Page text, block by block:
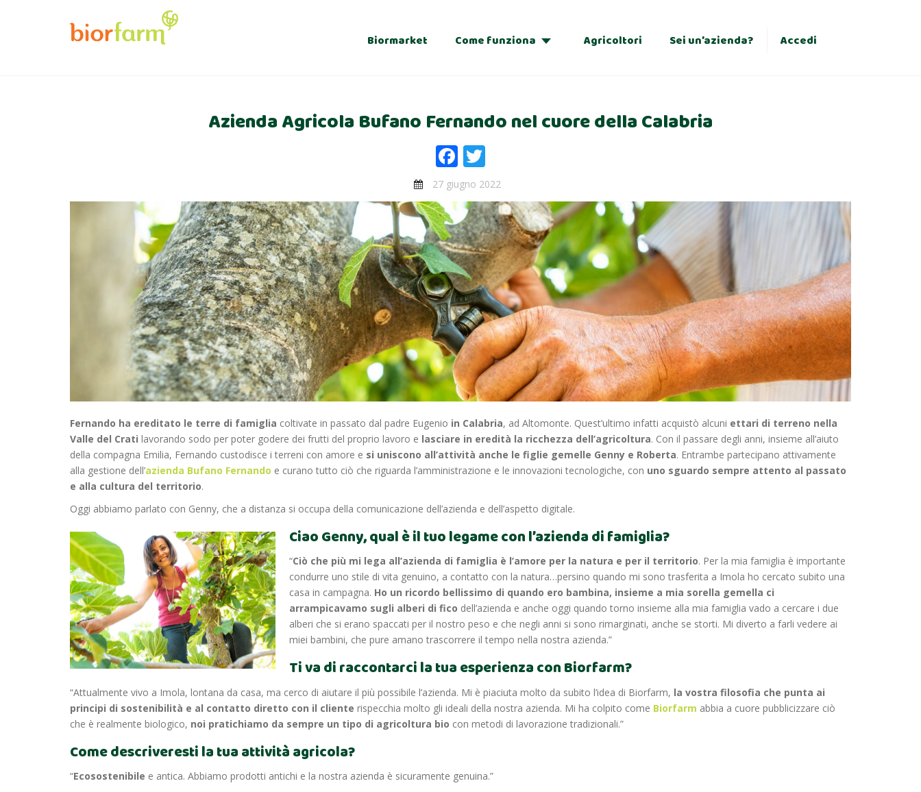
Biormarket Come funziona
Regalo
Agricoltori Sei un’azienda? Accedi
Azienda Agricola Bufano Fernando nel cuore della Calabria
Facebook
27 giugno 2022
Fernando ha ereditato le terre di famiglia coltivate in passato dal padre Eugenio in Calabria, ad Altomonte. Quest’ultimo infatti acquistò alcuni ettari di terreno nella
Valle del Crati lavorando sodo per poter godere dei frutti del proprio lavoro e lasciare in eredità la ricchezza dell’agricoltura. Con il passare degli anni, insieme all’aiuto
della compagna Emilia, Fernando custodisce i terreni con amore e si uniscono all’attività anche le figlie gemelle Genny e Roberta. Entrambe partecipano attivamente
alla gestione dell’azienda Bufano Fernando e curano tutto ciò che riguarda l’amministrazione e le innovazioni tecnologiche, con uno sguardo sempre attento al passato
e alla cultura del territorio.
Oggi abbiamo parlato con Genny, che a distanza si occupa della comunicazione dell’azienda e dell’aspetto digitale.
Ciao Genny, qual è il tuo legame con l’azienda di famiglia?
“Ciò che più mi lega all’azienda di famiglia è l’amore per la natura e per il territorio. Per la mia famiglia è importante
condurre uno stile di vita genuino, a contatto con la natura…persino quando mi sono trasferita a Imola ho cercato subito una
casa in campagna. Ho un ricordo bellissimo di quando ero bambina, insieme a mia sorella gemella ci
arrampicavamo sugli alberi di fico dell’azienda e anche oggi quando torno insieme alla mia famiglia vado a cercare i due
alberi che si erano spaccati per il nostro peso e che negli anni si sono rimarginati, anche se storti. Mi diverto a farli vedere ai
miei bambini, che pure amano trascorrere il tempo nella nostra azienda.”
Ti va di raccontarci la tua esperienza con Biorfarm?
“Attualmente vivo a Imola, lontana da casa, ma cerco di aiutare il più possibile l’azienda. Mi è piaciuta molto da subito l’idea di Biorfarm, la vostra filosofia che punta ai
principi di sostenibilità e al contatto diretto con il cliente rispecchia molto gli ideali della nostra azienda. Mi ha colpito come Biorfarm abbia a cuore pubblicizzare ciò
che è realmente biologico, noi pratichiamo da sempre un tipo di agricoltura bio con metodi di lavorazione tradizionali.”
Come descriveresti la tua attività agricola?
“Ecosostenibile e antica. Abbiamo prodotti antichi e la nostra azienda è sicuramente genuina.”